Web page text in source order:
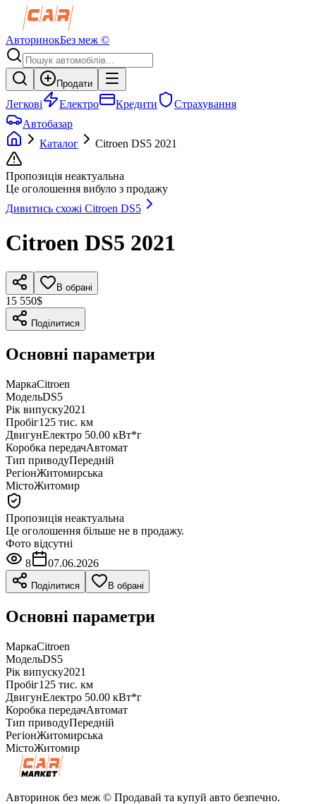
АвторинокБез меж ©
Продати
Легкові Електро Кредити
Страхування
Автобазар
Каталог
Citroen DS5 2021
Пропозиція неактуальна
Це оголошення вибуло з продажу
Дивитись схожі Citroen DS5
Citroen DS5 2021
В обрані
15 550$
Поділитися
Основні параметри
МаркаCitroen
МодельDS5
Рік випуску2021
Пробіг125 тис. км
ДвигунЕлектро 50.00 кВт*г
Коробка передачАвтомат
Тип приводуПередній
РегіонЖитомирська
МістоЖитомир
Пропозиція неактуальна
Це оголошення більше не в продажу.
Фото відсутні
8
07.06.2026
Поділитися В обрані
Основні параметри
МаркаCitroen
МодельDS5
Рік випуску2021
Пробіг125 тис. км
ДвигунЕлектро 50.00 кВт*г
Коробка передачАвтомат
Тип приводуПередній
РегіонЖитомирська
МістоЖитомир
Авторинок без меж © Продавай та купуй авто безпечно.